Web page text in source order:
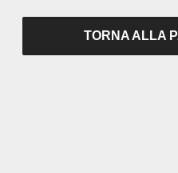
TORNA ALLA